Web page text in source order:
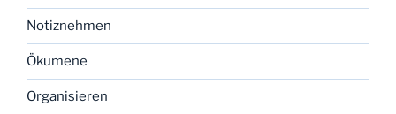
Notiznehmen
Ökumene
Organisieren